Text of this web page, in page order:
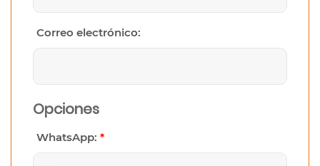
Correo electrónico:
Opciones
WhatsApp: *